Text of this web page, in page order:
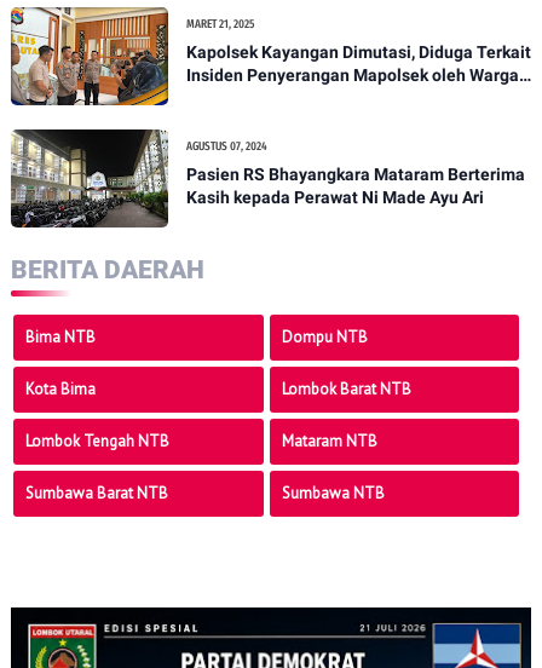
MARET 21, 2025
Kapolsek Kayangan Dimutasi, Diduga Terkait
Insiden Penyerangan Mapolsek oleh Warga -
AGUSTUS 07, 2024
Pasien RS Bhayangkara Mataram Berterima
Kasih kepada Perawat Ni Made Ayu Ari
BERITA DAERAH
Bima NTB Dompu NTB
Kota Bima Lombok Barat NTB
Lombok Tengah NTB Mataram NTB
Sumbawa Barat NTB Sumbawa NTB